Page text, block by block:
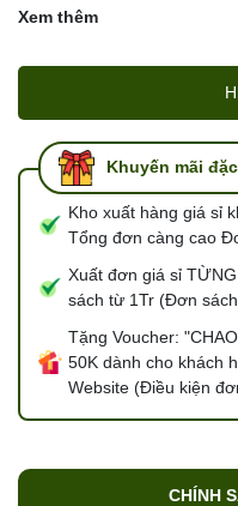
Xem thêm
Khuyến mãi
Kho xuất hàng giá sỉ
Tổng đơn càng cao
Xuất đơn giá sỉ
sách từ 1Tr (Đơn
Tặng Voucher:
50K dành cho khách
Website (Điều kiện
CHÍNH